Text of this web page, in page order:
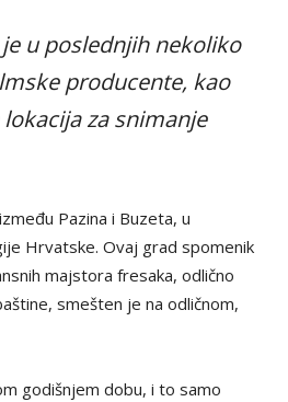
u poslednjih nekoliko
producente, kao
za snimanje
Pazina i Buzeta, u
Hrvatske. Ovaj grad spomenik
majstora fresaka, odlično
smešten je na odličnom,
godišnjem dobu, i to samo